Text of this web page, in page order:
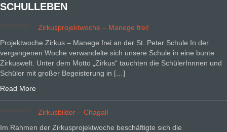
SCHULLEBEN
Zirkusprojektwoche – Manege frei!
Projektwoche Zirkus – Manege frei an der St. Peter Schule In der
vergangenen Woche verwandelte sich unsere Schule in eine bunte
Zirkuswelt. Unter dem Motto „Zirkus“ tauchten die SchülerInnnen und
Schüler mit großer Begeisterung in […]
Read More
Zirkusbilder – Chagall
Im Rahmen der Zirkusprojektwoche beschäftigte sich die